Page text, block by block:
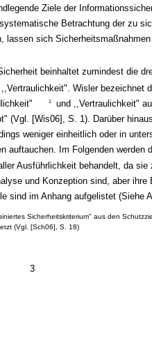
Ziele der
Betrachtung der zu
lassen sich
beinhaltet zumindest die
Wisler bezeichnet
1
und ,,Vertraulichkeit"
(Vgl. [Wis06], S. 1). Darüber
weniger einheitlich oder in
auftauchen. Im Folgenden werden
Ausführlichkeit behandelt, da sie
und Konzeption sind, aber ihre
sind im Anhang aufgelistet (Siehe
Sicherheitskriterium" aus den
(Vgl. [Sch06], S. 18)
3